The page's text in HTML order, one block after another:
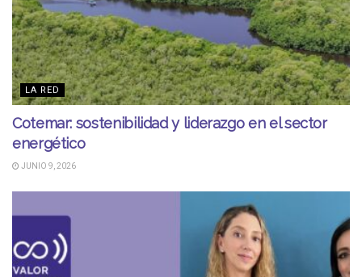
LA RED
Cotemar: sostenibilidad y liderazgo en el sector
energético
JUNIO 9, 2026